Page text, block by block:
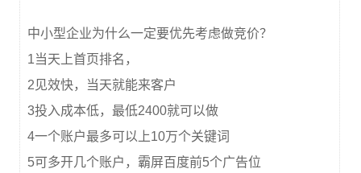
中小型企业为什么一定要优先考虑做竞价？
1当天上首页排名，
2见效快，当天就能来客户
3投入成本低，最低2400就可以做
4一个账户最多可以上10万个关键词
5可多开几个账户，霸屏百度前5个广告位